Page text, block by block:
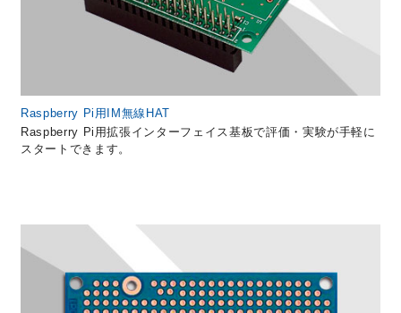
Raspberry Pi用IM無線HAT
Raspberry Pi用拡張インターフェイス基板で評価・実験が手軽に
スタートできます。